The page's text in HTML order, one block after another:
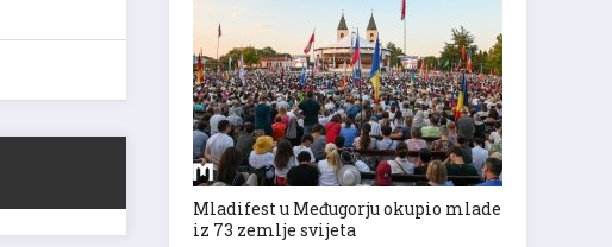
Mladifest u Međugorju okupio mlade
iz 73 zemlje svijeta